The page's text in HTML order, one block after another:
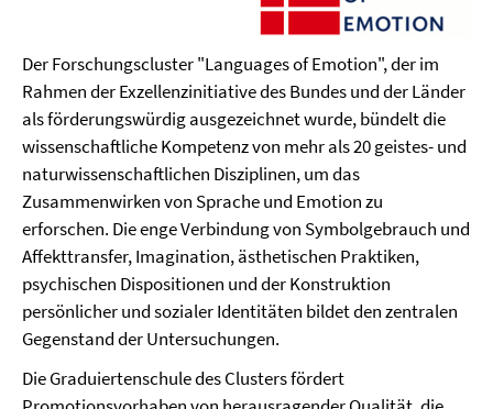
Der Forschungscluster "Languages of Emotion", der im
Rahmen der Exzellenzinitiative des Bundes und der Länder
als förderungswürdig ausgezeichnet wurde, bündelt die
wissenschaftliche Kompetenz von mehr als 20 geistes- und
naturwissenschaftlichen Disziplinen, um das
Zusammenwirken von Sprache und Emotion zu
erforschen. Die enge Verbindung von Symbolgebrauch und
Affekttransfer, Imagination, ästhetischen Praktiken,
psychischen Dispositionen und der Konstruktion
persönlicher und sozialer Identitäten bildet den zentralen
Gegenstand der Untersuchungen.
Die Graduiertenschule des Clusters fördert